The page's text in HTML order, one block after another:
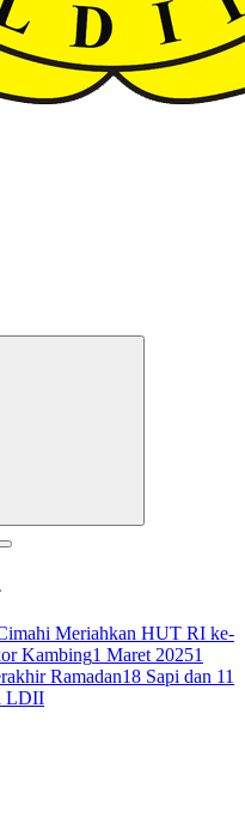
Meriahkan HUT RI ke-
Kambing1 Maret 20251
Ramadan18 Sapi dan 11
LDII